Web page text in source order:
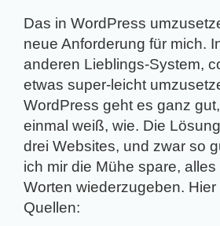
Das in WordPress
neue Anforderung für mich.
anderen Lieblings-System,
etwas super-leicht
WordPress geht es ganz
einmal weiß, wie. Die
drei Websites, und zwar so
ich mir die Mühe spare,
Worten wiederzugeben. Hier
Quellen: